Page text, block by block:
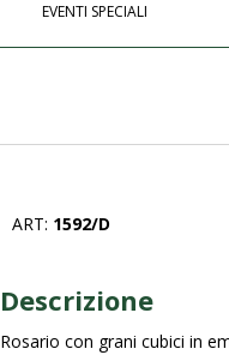
EVENTI SPECIALI
ART: 1592/D
Descrizione
Rosario con grani cubici in